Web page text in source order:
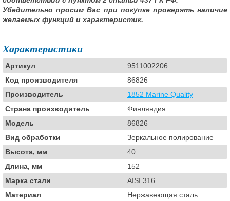
Убедительно просим Вас при покупке проверять наличие
желаемых функций и характеристик.
Характеристики
Артикул
9511002206
Код производителя
86826
Производитель
1852 Marine Quality
Страна производитель
Финляндия
Модель
86826
Вид обработки
Зеркальное полирование
Высота, мм
40
Длина, мм
152
Марка стали
AISI 316
Материал
Нержавеющая сталь